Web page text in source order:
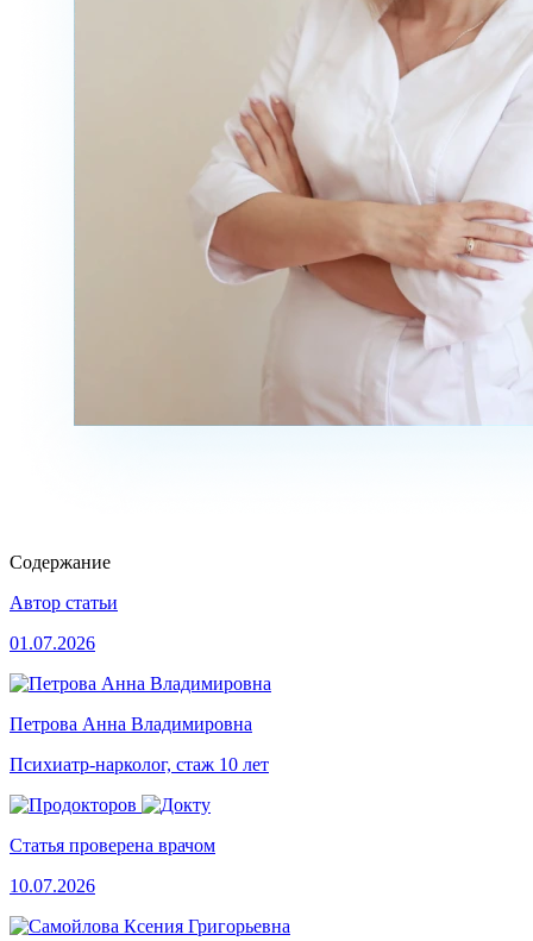
Содержание
Автор статьи
01.07.2026
Петрова Анна Владимировна
Психиатр-нарколог, стаж 10 лет
Статья проверена врачом
10.07.2026